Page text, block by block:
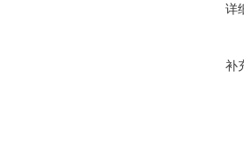
详
补